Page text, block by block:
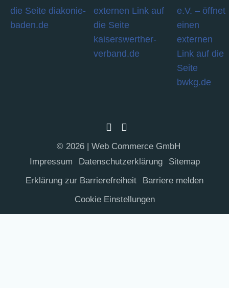
© 2026 | Web Commerce GmbH
Impres­sum
Daten­schutz­er­klä­rung
Site­map
Erklä­rung zur Barrierefreiheit
Bar­rie­re melden
Coo­kie Einstellungen